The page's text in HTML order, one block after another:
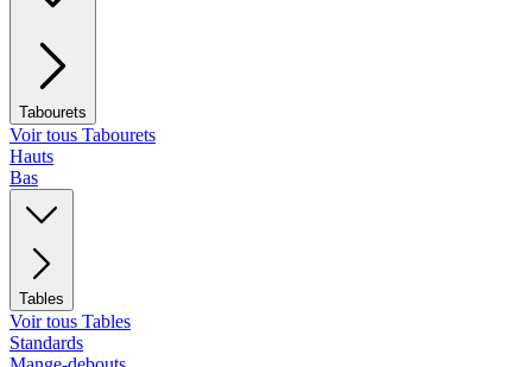
Tabourets
Voir tous Tabourets
Hauts
Bas
Tables
Voir tous Tables
Standards